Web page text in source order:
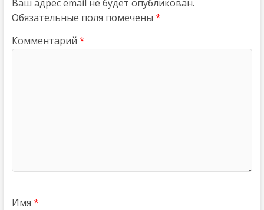
Ваш адрес email не будет опубликован.
Обязательные поля помечены *
Комментарий *
Имя *